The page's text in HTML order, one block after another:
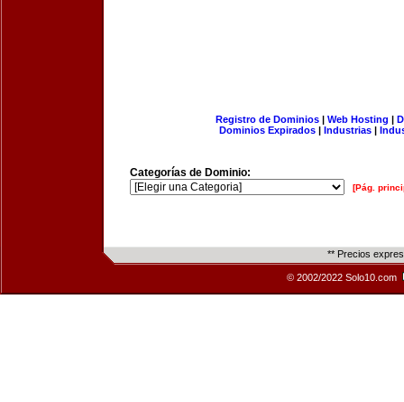
Registro de Dominios| Web Hosting |
Dominios Expirados | Industrias |
Categorías de Dominio:
[Pág.
** Precios
© 2002/2022 Solo10.com